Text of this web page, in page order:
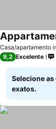
Casa/apartamento
9,2 Excelente
Selecione
exatos.